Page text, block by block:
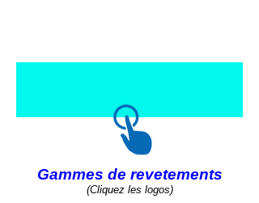
Gammes de revetements
(Cliquez les logos)